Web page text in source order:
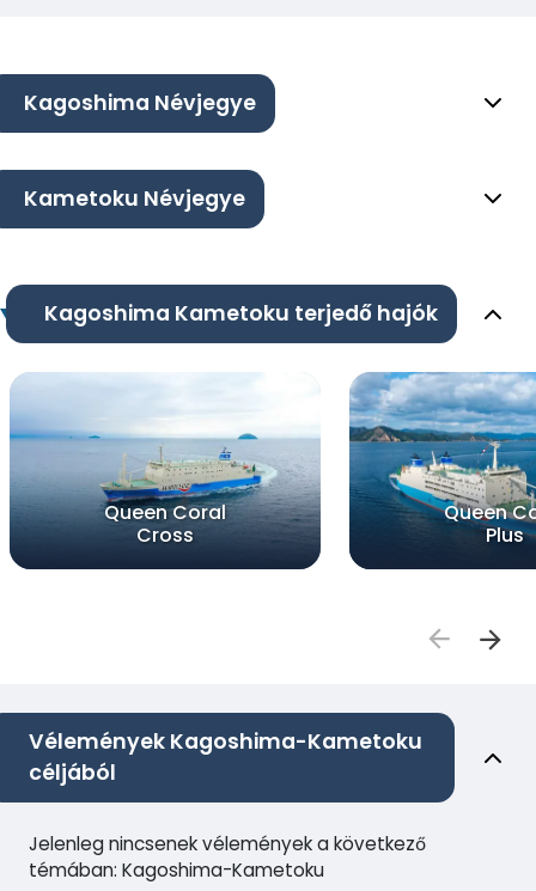
Kagoshima Névjegye
Kametoku Névjegye
Kagoshima Kametoku terjedő hajók
Queen Coral
Cross
Queen
Plus
Vélemények Kagoshima-Kametoku
céljából
Jelenleg nincsenek vélemények a következő
témában: Kagoshima-Kametoku